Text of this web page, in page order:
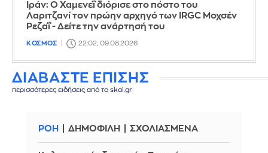
Ιράν: Ο Χαμενεΐ διόρισε στο πόστο του
Λαριτζανί τον πρώην αρχηγό των IRGC Μοχσέν
Ρεζαΐ - Δείτε την ανάρτησή του
ΚΟΣΜΟΣ 22:02, 09.08.2026
ΔΙΑΒΑΣΤΕ ΕΠΙΣΗΣ
περισσότερες ειδήσεις από το skai.gr
ΡΟΗ ΔΗΜΟΦΙΛΗ ΣΧΟΛΙΑΣΜΕΝΑ